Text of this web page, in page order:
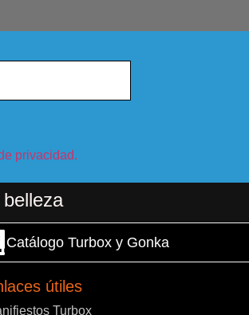
privacidad.
belleza
Catálogo Turbox y Gonka
útiles
Turbox